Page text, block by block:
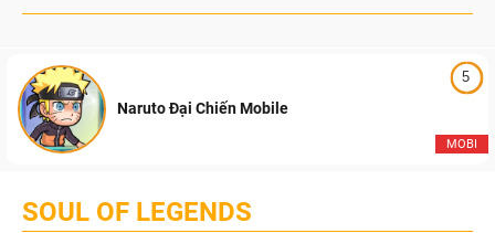
5
MOBI
Naruto Đại Chiến Mobile
SOUL OF LEGENDS